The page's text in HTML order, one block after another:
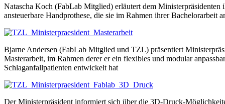
Natascha Koch (FabLab Mitglied) erläutert dem Ministerpräsidenten
ansteuerbare Handprothese, die sie im Rahmen ihrer Bachelorarbeit
Bjarne Andersen (FabLab Mitglied und TZL) präsentiert
Masterarbeit, im Rahmen derer er ein flexibles und modular
Schlaganfallpatienten entwickelt hat
Der Ministerpräsident informiert sich über die 3D-Druck-